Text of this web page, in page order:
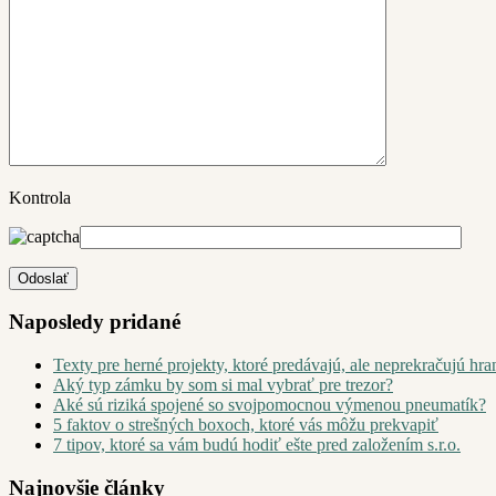
Kontrola
Naposledy pridané
Texty pre herné projekty, ktoré predávajú, ale neprekračujú
Aký typ zámku by som si mal vybrať pre trezor?
Aké sú riziká spojené so svojpomocnou výmenou pneumatík?
5 faktov o strešných boxoch, ktoré vás môžu prekvapiť
7 tipov, ktoré sa vám budú hodiť ešte pred založením s.r.o.
Najnovšie články